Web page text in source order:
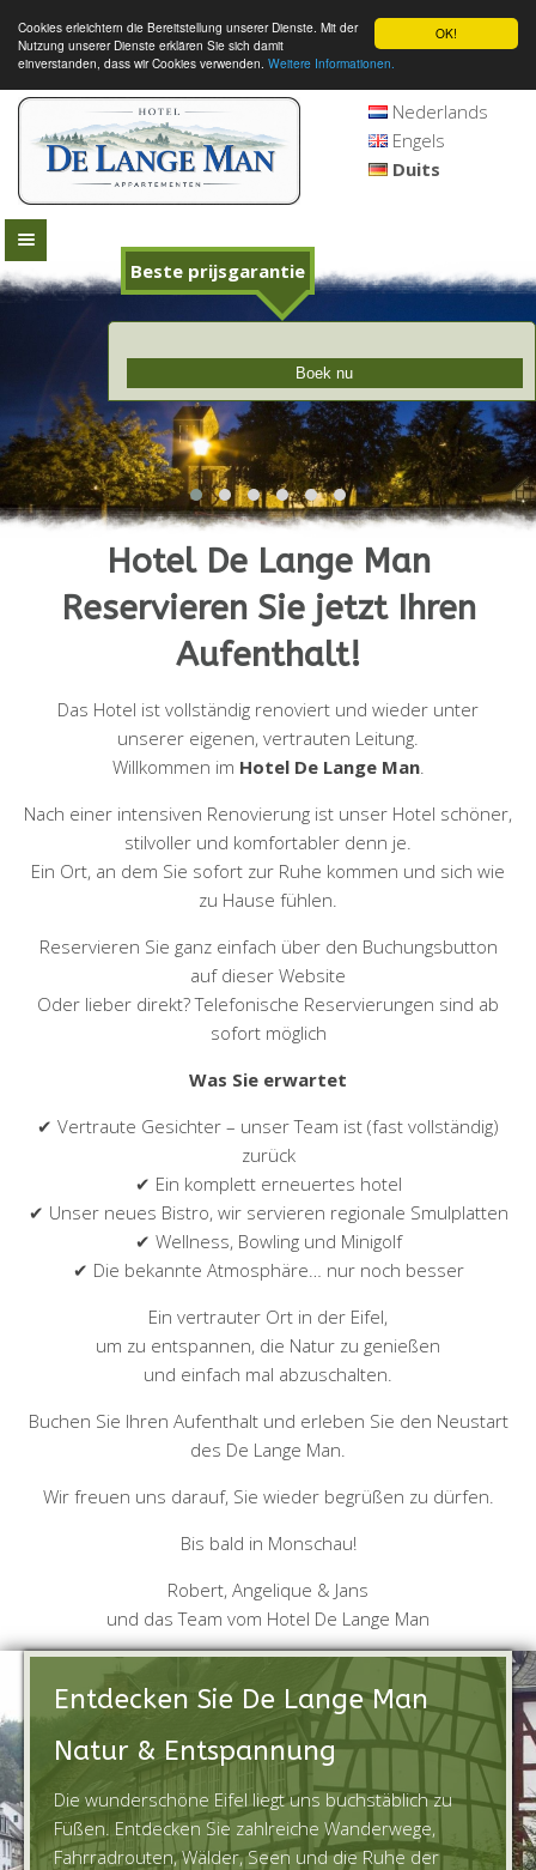
OK!
Cookies erleichtern die Bereitstellung unserer Dienste. Mit der
Nutzung unserer Dienste erklären Sie sich damit
einverstanden, dass wir Cookies verwenden. Weitere Informationen.
Nederlands
Engels
Duits
Boek nu
Beste prijsgarantie
Hotel De Lange Man
Reservieren Sie jetzt Ihren
Aufenthalt!
Das Hotel ist vollständig renoviert und wieder unter
unserer eigenen, vertrauten Leitung.
Willkommen im Hotel De Lange Man.
Nach einer intensiven Renovierung ist unser Hotel schöner,
stilvoller und komfortabler denn je.
Ein Ort, an dem Sie sofort zur Ruhe kommen und sich wie
zu Hause fühlen.
Reservieren Sie ganz einfach über den Buchungsbutton
auf dieser Website
Oder lieber direkt? Telefonische Reservierungen sind ab
sofort möglich
Was Sie erwartet
✔ Vertraute Gesichter – unser Team ist (fast vollständig)
zurück
✔ Ein komplett erneuertes hotel
✔ Unser neues Bistro, wir servieren regionale Smulplatten
✔ Wellness, Bowling und Minigolf
✔ Die bekannte Atmosphäre… nur noch besser
Ein vertrauter Ort in der Eifel,
um zu entspannen, die Natur zu genießen
und einfach mal abzuschalten.
Buchen Sie Ihren Aufenthalt und erleben Sie den Neustart
des De Lange Man.
Wir freuen uns darauf, Sie wieder begrüßen zu dürfen.
Bis bald in Monschau!
Robert, Angelique & Jans
und das Team vom Hotel De Lange Man
Entdecken Sie De Lange Man
Natur & Entspannung
Die wunderschöne Eifel liegt uns buchstäblich zu
Füßen. Entdecken Sie zahlreiche Wanderwege,
Fahrradrouten, Wälder, Seen und die Ruhe der